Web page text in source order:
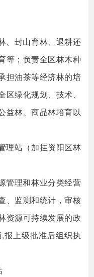
、封山育林、退耕还
等；负责全区林木种
担油茶等经济林的培
绿化规划、技术、
益林、商品林培育以
理站（加挂资阳区林
管理和林业分类经营
、监测和统计，审核
资源可持续发展的政
报上级批准后组织执